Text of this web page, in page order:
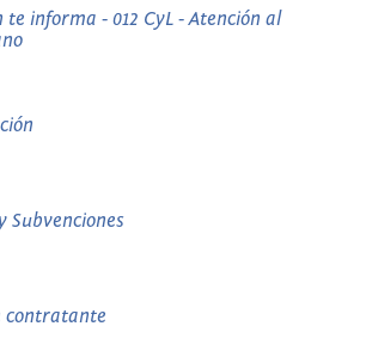
te informa - 012 CyL - Atención al
Subvenciones
contratante